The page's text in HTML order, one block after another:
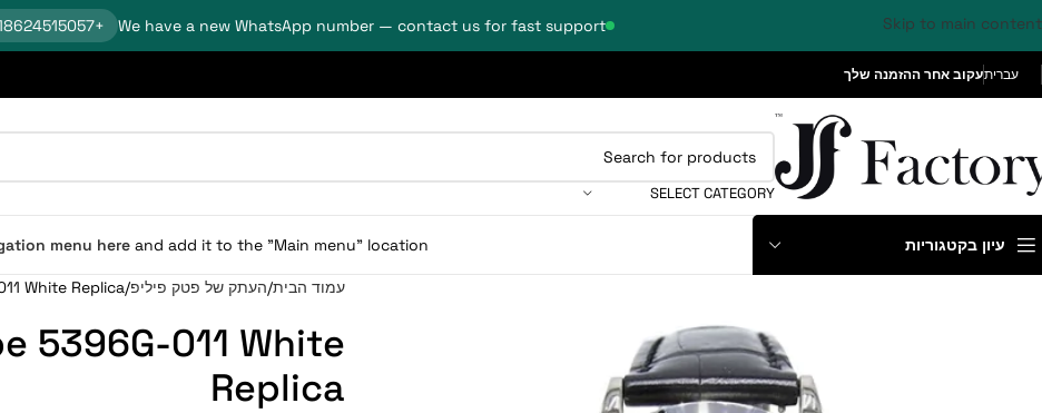
We have a new WhatsApp number — contact us for fast support
+18624515057 Skip to main content
עבריתעקוב אחר ההזמנה שלך
SELECT CATEGORY
עיון בקטגוריות menu here and add it to the "Main menu" location.
עמוד הבית העתק של פטק פיליפ White Replica
5396G-011 White
Replica